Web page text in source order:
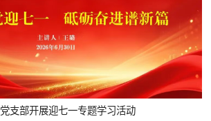
支部开展迎七一专题学习活动